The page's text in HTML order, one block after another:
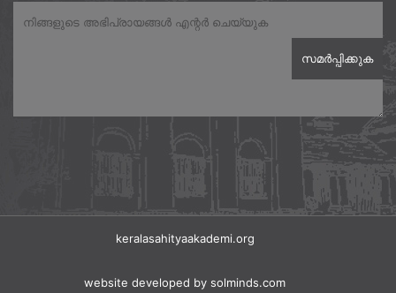
keralasahityaakademi.org
website developed by solminds.com